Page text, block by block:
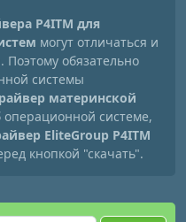
P4ITM для
могут отличаться и
Поэтому обязательно
системы
материнской
системе,
EliteGroup P4ITM
кнопкой "скачать".